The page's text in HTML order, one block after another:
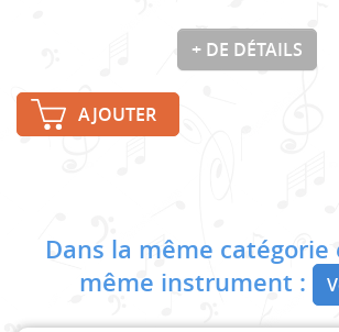
+ DE DÉTAILS
AJOUTER
Dans la même
même instrument :